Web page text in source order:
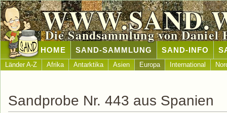
Die Sandsammlung von Daniel
HOME SAND-SAMMLUNG SAND-INFO
Länder A-Z Afrika Antarktika Asien Europa International
Sandprobe Nr. 443 aus Spanien